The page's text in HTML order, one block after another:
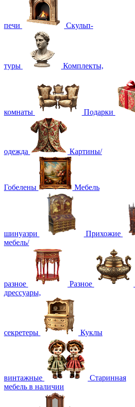
печи Скульп-
туры Комплекты,
комнаты Подарки
одежда Картины/
Гобелены Мебель
шинуазри Прихожие
мебель/
разное Разное
дрессуары,
секретеры Куклы
винтажные
Старинная
мебель в наличии